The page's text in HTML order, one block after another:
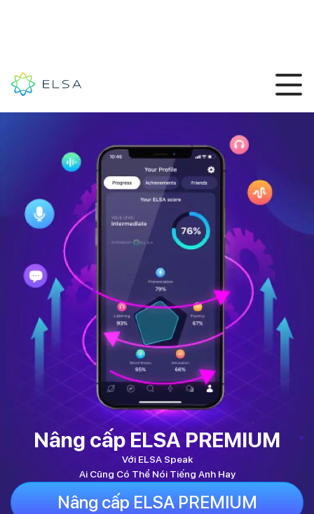
Nâng cấp ELSA PREMIUM
Với ELSA Speak
Ai Cũng Có Thể Nói Tiếng Anh Hay
Nâng cấp ELSA PREMIUM